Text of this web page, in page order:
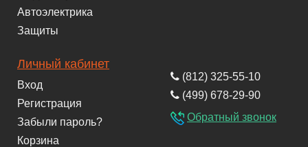
Автоэлектрика
Защиты
Личный кабинет
Вход
Регистрация
Забыли пароль?
Корзина
(812) 325-55-10
(499) 678-29-90
Обратный звонок